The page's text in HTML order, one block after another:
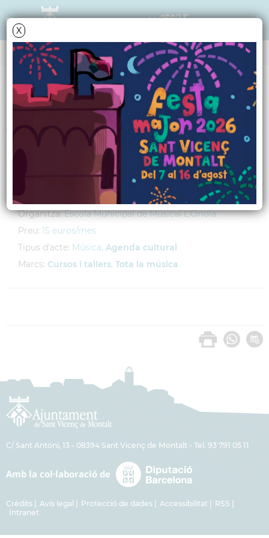
X
AGENDA
Dimecres22 desembre 2010
Taller de percussió
Escola Municipal de Música L'Oriola
Hora:
Organitza: Escola Municipal de Músical L'Oriola
Preu: 15 euros/mes
Tipus d'acte: Música, Agenda cultural
Marcs: Cursos i tallers, Tota la música
C/ Sant Antoni, 13 - 08394 Sant Vicenç de Montalt - Tel. 93 791 05 11
Crèdits Avís legal Protecció de dades Accessibilitat
RSS
Intranet